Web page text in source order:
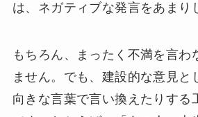
は、ネガティブな発言をあまり
もちろん、まったく不満を言わ
ません。でも、建設的な意見と
向きな言葉で言い換えたりする